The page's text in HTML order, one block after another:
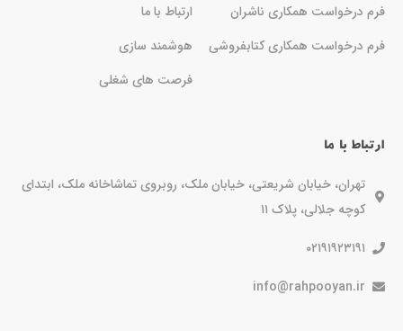
فرم درخواست همکاری ناشران
فرم درخواست همکاری کتابفروشی
ارتباط با ما
هوشمند سازی
فرصت های شغلی
ارتباط با ما
تهران، خیابان شریعتی، خیابان ملک، روبروی تماشاخانه ملک، ابتدای
کوچه جلالی، پلاک ۱۱
۰۲۱۹۱۹۲۳۱۹۱
info@rahpooyan.ir